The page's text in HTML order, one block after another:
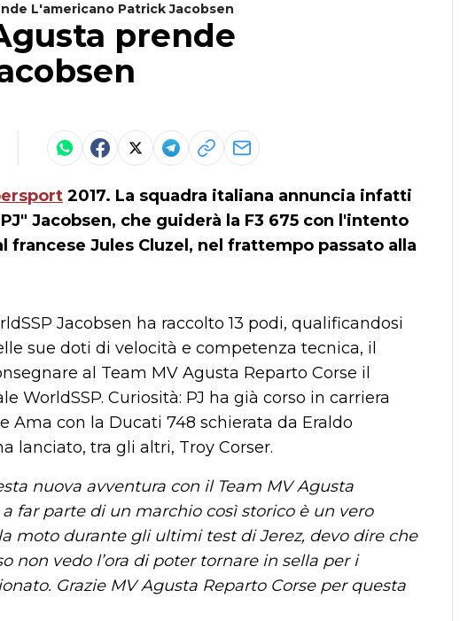
L'americano Patrick Jacobsen
prende
2017. La squadra italiana annuncia infatti
Jacobsen, che guiderà la F3 675 con l'intento
Jules Cluzel, nel frattempo passato alla
Jacobsen ha raccolto 13 podi, qualificandosi
sue doti di velocità e competenza tecnica, il
al Team MV Agusta Reparto Corse il
Curiosità: PJ ha già corso in carriera
Ama con la Ducati 748 schierata da Eraldo
lanciato, tra gli altri, Troy Corser.
nuova avventura con il Team MV Agusta
a far parte di un marchio così storico è un vero
moto durante gli ultimi test di Jerez, devo dire che
non vedo l’ora di poter tornare in sella per i
Grazie MV Agusta Reparto Corse per questa